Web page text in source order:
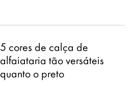
5 cores de calça de
alfaiataria tão versáteis
quanto o preto